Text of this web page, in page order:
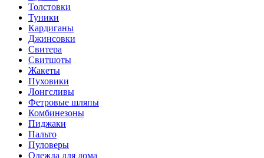
Толстовки
Туники
Кардиганы
Джинсовки
Свитера
Свитшоты
Жакеты
Пуховики
Лонгсливы
Фетровые шляпы
Комбинезоны
Пиджаки
Пальто
Пуловеры
Одежда для дома